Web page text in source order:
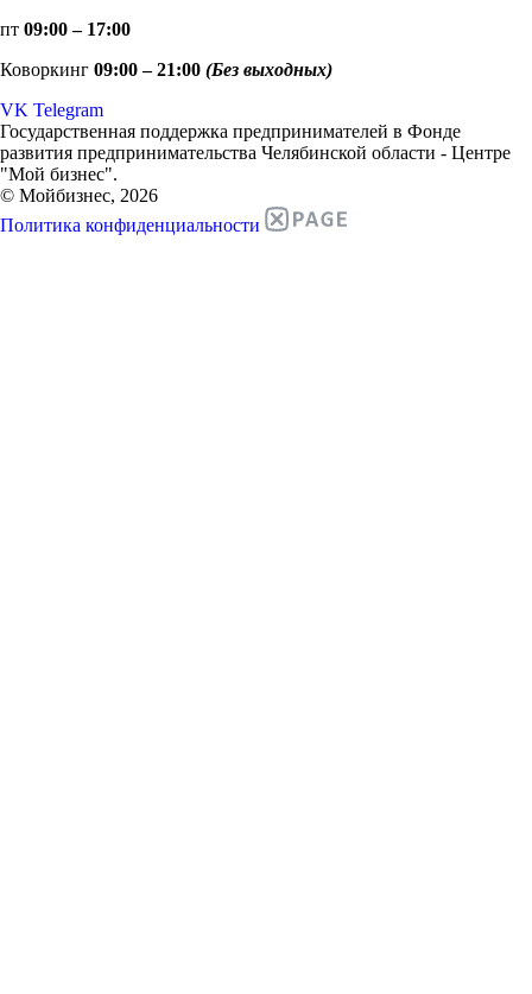
пт 09:00 – 17:00
Коворкинг 09:00 – 21:00 (Без выходных)
VK Telegram
Государственная поддержка предпринимателей в Фонде
развития предпринимательства Челябинской области - Центре
"Мой бизнес".
© Мойбизнес, 2026
Политика конфиденциальности